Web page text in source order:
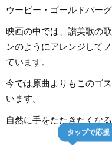
ウーピー・ゴールドバー
映画の中では、讃美歌の
ンのようにアレンジして
ています。
今では原曲よりもこのゴ
います。
自然に手をたたきたくな
タップで応援